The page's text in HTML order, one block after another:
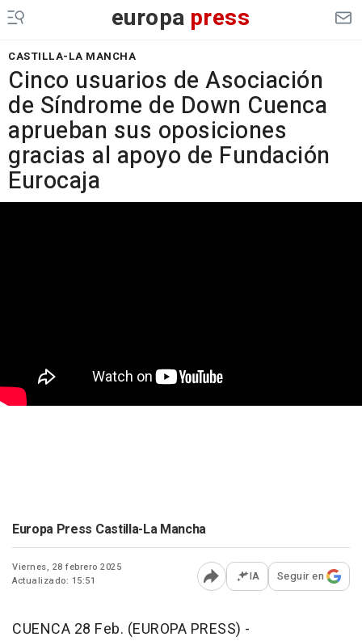
europa press
CASTILLA-LA MANCHA
Cinco usuarios de Asociación
de Síndrome de Down Cuenca
aprueban sus oposiciones
gracias al apoyo de Fundación
Eurocaja
Europa Press Castilla-La Mancha
Viernes, 28 febrero 2025
Actualizado: 15:51
Abrir opciones para
IA Seguir en
CUENCA 28 Feb. (EUROPA PRESS) -